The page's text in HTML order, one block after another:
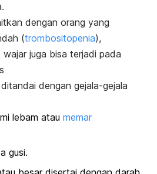
dengan orang yang
(trombositopenia),
juga bisa terjadi pada
dengan gejala-gejala
lebam atau memar
gusi.